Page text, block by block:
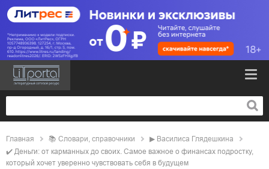
Главная 📚 словари, справочники ▶ Василиса Глядешкина
✔️ Деньги: от карманных до своих. Самое важное о финансах подростку,
который хочет уверенно чувствовать себя в будущем